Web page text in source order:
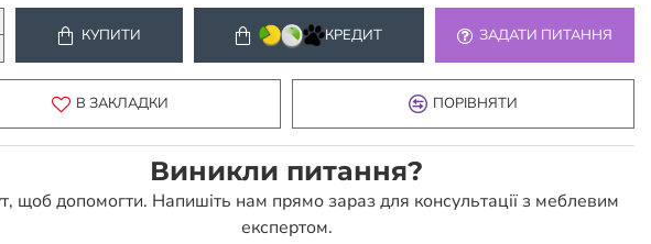
КУПИТИ КРЕДИТ ЗАДАТИ ПИТАННЯ
В ЗАКЛАДКИ ПОРІВНЯТИ
Виникли питання?
щоб допомогти. Напишіть нам прямо зараз для консультації з меблевим
експертом.